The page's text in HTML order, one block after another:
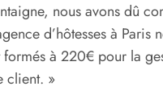
nous avons dû
d’hôtesses à
à 220€ pour la
client. »